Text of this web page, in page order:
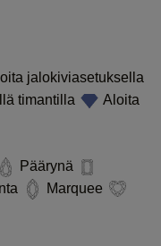
jalokiviasetuksella
timantilla
Aloita
Päärynä
Marquee